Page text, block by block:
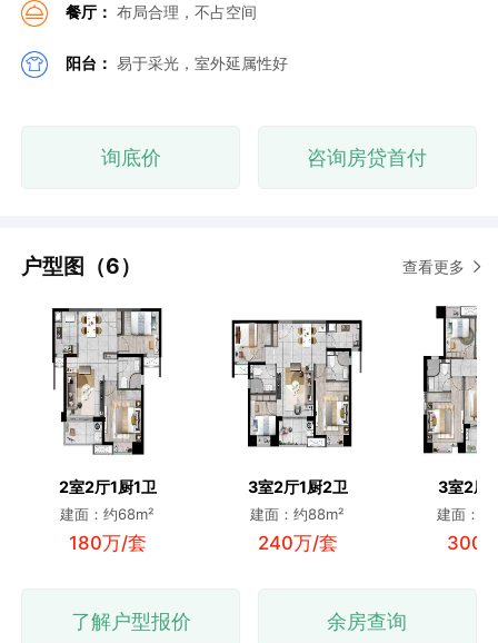
餐厅： 布局合理，不占空间
阳台： 易于采光，室外延属性好
询底价 咨询房贷首付
户型图（6） 查看更多
2室2厅1厨1卫
建面：约68m²
180万/套
3室2厅1厨2卫
建面：约88m²
240万/套
3室2厅
建面：约
300
了解户型报价 余房查询